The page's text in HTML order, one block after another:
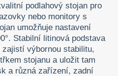
podlahový stojan pro
nebo monitory s
umožňuje nastavení
Stabilní litinová podstava
výbornou stabilitu,
stojanu a uložit tam
a různá zařízení, zadní